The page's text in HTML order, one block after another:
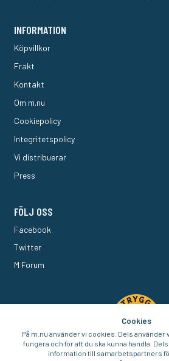
INFORMATION
Köpvillkor
Frakt
Kontakt
Om m.nu
Cookiepolicy
Integritetspolicy
Vi distribuerar
Press
FÖLJ OSS
Facebook
Twitter
M Forum
Cookies
På m.nu använder vi cookies. Dels använder
fungera och för att du ska kunna handla.
information till samarbetspartners